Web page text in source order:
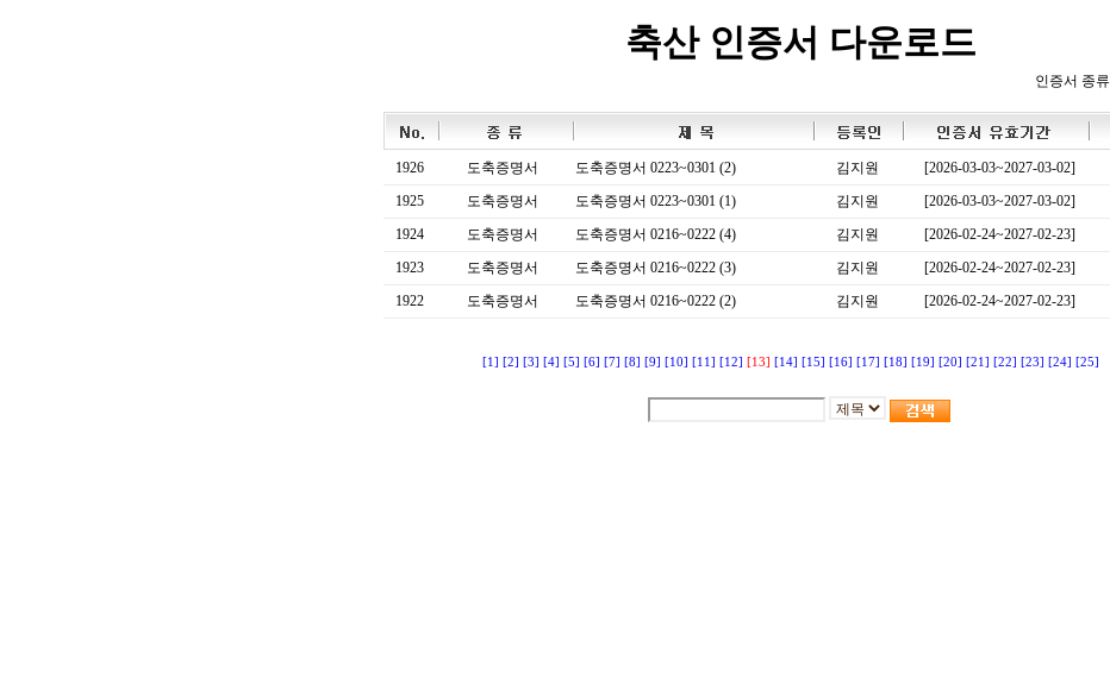
축산 인증서 다운로드
인증서 종류
1926 도축증명서 도축증명서 0223~0301 (2) 김지원 [2026-03-03~2027-03-02]
1925
도축증명서 도축증명서 0223~0301 (1) 김지원 [2026-03-03~2027-03-02]
1924
도축증명서 도축증명서 0216~0222 (4) 김지원 [2026-02-24~2027-02-23]
1923
도축증명서 도축증명서 0216~0222 (3) 김지원 [2026-02-24~2027-02-23]
1922
도축증명서 도축증명서 0216~0222 (2) 김지원 [2026-02-24~2027-02-23]
[1] [2] [3] [4] [5] [6] [7] [8] [9] [10] [11] [12] [13] [14] [15] [16] [17] [18] [19] [20] [21] [22] [23] [24] [25]